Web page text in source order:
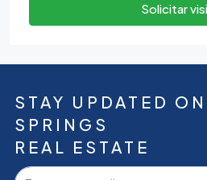
Solicitar
STAY UPDATED
SPRINGS
REAL ESTATE